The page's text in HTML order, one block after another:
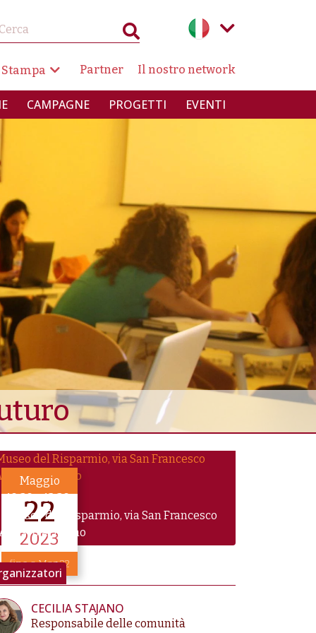
SECONDARIA
Partner Il nostro network
CAMPAGNE PROGETTI EVENTI
Maggio
22
2023
fino a Mag 22
10:30–12:30
Museo del Risparmio, via San Francesco
8/a, Torino
CECILIA STAJANO
Responsabile delle comunità